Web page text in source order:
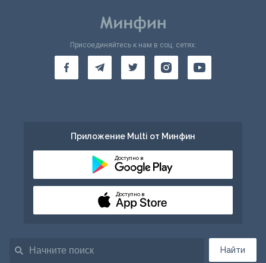
Найти
Присоединяйтесь к нам в соц. сетях:
Приложение Multi от Минфин
Доступно в
Доступно в